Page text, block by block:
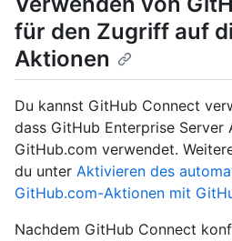
für den Zugriff auf
Aktionen
Du kannst GitHub Connect
dass GitHub Enterprise Server
GitHub.com verwendet.
du unter Aktivieren des
GitHub.com-Aktionen mit
Nachdem GitHub Connect